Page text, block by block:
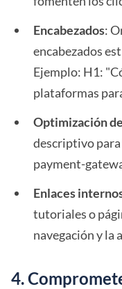
Encabezados:
encabezados
Ejemplo: H1:
plataformas
Optimización
descriptivo
payment-
Enlaces
tutoriales o
navegación y la
4.